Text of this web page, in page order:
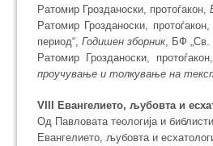
Ратомир Грозданоски, протоѓакон,
Ратомир Грозданоски,
период“, Годишен зборник, БФ „Св.
Ратомир Грозданоски,
проучување и толкување на
VIII Евангелието, љубовта и
Од Павловата теологија и
Евангелието, љубовта и